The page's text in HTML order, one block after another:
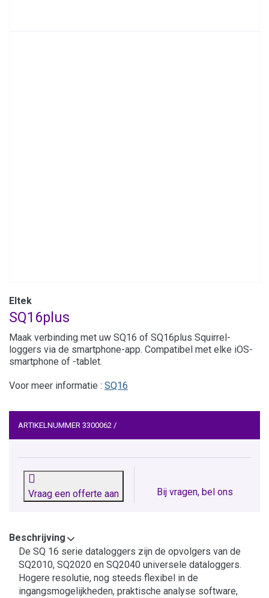
Eltek
SQ16plus
Maak verbinding met uw SQ16 of SQ16plus Squirrel-
loggers via de smartphone-app. Compatibel met elke iOS-
smartphone of -tablet.
Voor meer informatie : SQ16
ARTIKELNUMMER 3300062 /
Vraag een offerte aan Bij vragen, bel ons
Beschrijving
De SQ 16 serie dataloggers zijn de opvolgers van de
SQ2010, SQ2020 en SQ2040 universele dataloggers.
Hogere resolutie, nog steeds flexibel in de
ingangsmogelijkheden, praktische analyse software,